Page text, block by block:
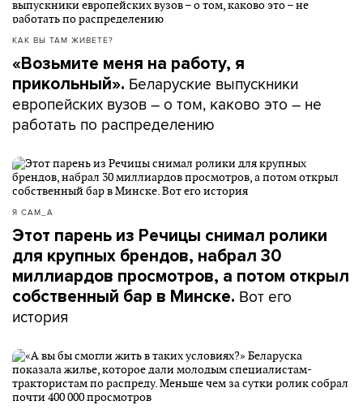
КАК ВЫ ТАМ ЖИВЕТЕ?
«Возьмите меня на работу, я
прикольный». Беларуские выпускники
европейских вузов – о том, каково это – не
работать по распределению
Я САМ_А
Этот парень из Речицы снимал ролики
для крупных брендов, набрал 30
миллиардов просмотров, а потом открыл
собственный бар в Минске. Вот его
история